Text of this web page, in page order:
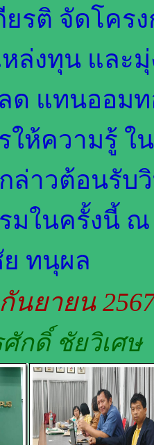
ยรติ จัดโค
ล่งทุน และ
ด แทนออม
ให้ความรู้ ใ
าวต้อนรับวิ
มในครั้งนี้
ทนุผล
นยายน
กดิ์ ชัยวิเศษ